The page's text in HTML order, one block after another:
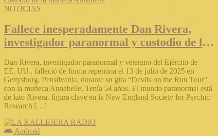
NOTICIAS
Fallece inesperadamente Dan Rivera,
investigador paranormal y custodio de la
Dan Rivera, investigador paranormal y veterano del Ejército de
EE. UU., falleció de forma repentina el 13 de julio de 2025 en
Gettysburg, Pensilvania, durante su gira “Devils on the Run Tour”
con la muñeca Annabelle. Tenía 54 años. El mundo paranormal está
de luto Rivera, figura clave en la New England Society for Psychic
Research […]
Android